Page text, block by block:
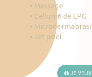
• Massage
• Cellum6 de LPG
•
• Jet peel
JE VEUX